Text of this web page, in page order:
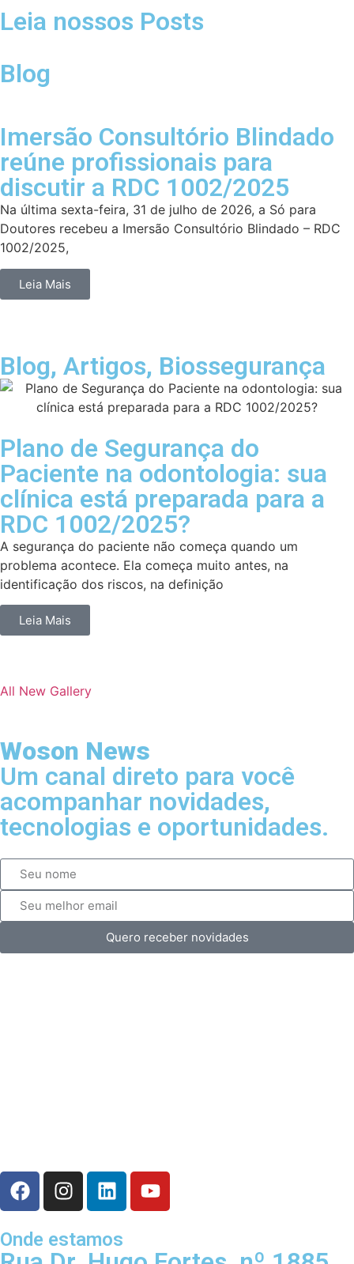
Leia nossos Posts
Blog
Imersão Consultório Blindado
reúne profissionais para
discutir a RDC 1002/2025
Na última sexta-feira, 31 de julho de 2026, a Só para
Doutores recebeu a Imersão Consultório Blindado – RDC
1002/2025,
Leia Mais
Blog, Artigos, Biossegurança
Plano de Segurança do
Paciente na odontologia: sua
clínica está preparada para a
RDC 1002/2025?
A segurança do paciente não começa quando um
problema acontece. Ela começa muito antes, na
identificação dos riscos, na definição
Leia Mais
All New Gallery
Woson News
Um canal direto para você
acompanhar novidades,
tecnologias e oportunidades.
Quero receber novidades
Onde estamos